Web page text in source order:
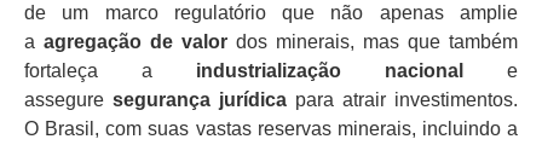
de um marco regulatório que não apenas amplie
a agregação de valor dos minerais, mas que também
fortaleça a industrialização nacional
e
assegure segurança jurídica para atrair investimentos.
O Brasil, com suas vastas reservas minerais, incluindo a